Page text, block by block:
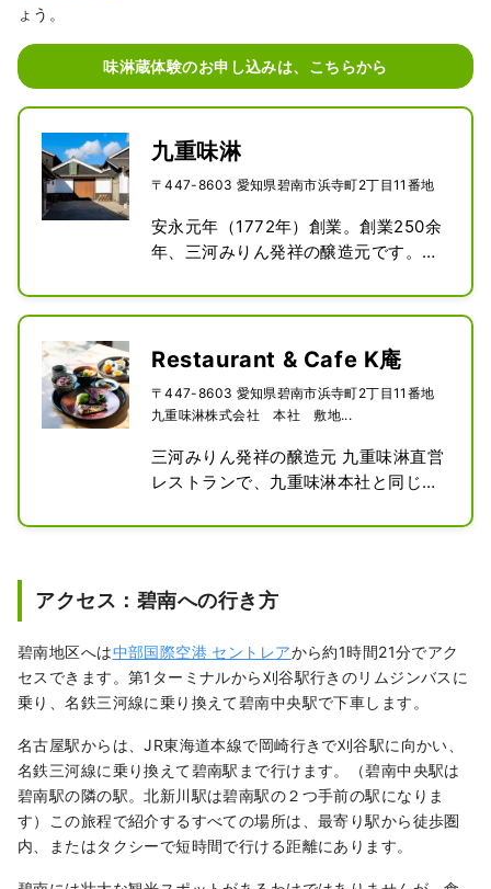
ょう。
味淋蔵体験のお申し込みは、こちらから
九重味淋
〒447-8603 愛知県碧南市浜寺町2丁目11番地
安永元年（1772年）創業。創業250余
年、三河みりん発祥の醸造元です。昔
り続けています。
めて、みりんを紹介した歴史もありま
録有形文化財です。
九重味淋に伝わる古文書や古道具など
を展示した「九重みりん時代館」や、
蔵の一部を専門スタッフが解説しなが
参加すれば、みりんの奥深さと楽しさ
曜・金曜日の10:00から週３回実地。
みりん蔵ガイドツアーの後は、敷地内
に併設された「石川八郎治商店」で、
みりんの試飲を楽しんでいただいた
リームをテイクアウトできます。三河
みりん発祥のみりん蔵で造られたこだ
わりの本みりんをはじめ、バラエティ
豊なみりん商品は、格別なお土産にな
るはずです。
Restaurant & Cafe K庵
〒447-8603 愛知県碧南市浜寺町2丁目11番地
九重味淋株式会社 本社 敷地...
三河みりん発祥の醸造元 九重味淋直営
レストランで、九重味淋本社と同じ敷
ノベーションした空間でみりんの可能
こそ。伝統調味料「みりん」の可能性
りんを使ったお料理やスイーツが楽し
めます。本みりん「九重櫻」の上質な
旨味と甘味から生まれる「みりんの角
煮」や「もろみ漬けのお魚」などは、
K庵独自のアイデアが詰まった逸品で
す。カフェメニューでは、砂糖不使用
で、みりんの甘味だけで作った自慢の
「みかわぷりん」、「みりん粕」を使
ったチーズケーキやみりんで作ったレ
アクセス：碧南への行き方
碧南地区へは中部国際空港 セントレアから約1時間21分でアク
セスできます。第1ターミナルから刈谷駅行きのリムジンバスに
乗り、名鉄三河線に乗り換えて碧南中央駅で下車します。
名古屋駅からは、JR東海道本線で岡崎行きで刈谷駅に向かい、
名鉄三河線に乗り換えて碧南駅まで行けます。（碧南中央駅は
碧南駅の隣の駅。北新川駅は碧南駅の２つ手前の駅になりま
す）この旅程で紹介するすべての場所は、最寄り駅から徒歩圏
内、またはタクシーで短時間で行ける距離にあります。